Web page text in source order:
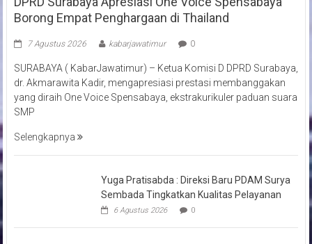
Borong Empat Penghargaan di Thailand
7 Agustus 2026 kabarjawatimur 0
SURABAYA ( KabarJawatimur) – Ketua Komisi D DPRD Surabaya,
dr. Akmarawita Kadir, mengapresiasi prestasi membanggakan
yang diraih One Voice Spensabaya, ekstrakurikuler paduan suara
SMP
Selengkapnya
Yuga Pratisabda : Direksi Baru PDAM Surya
Sembada Tingkatkan Kualitas Pelayanan
6 Agustus 2026 0